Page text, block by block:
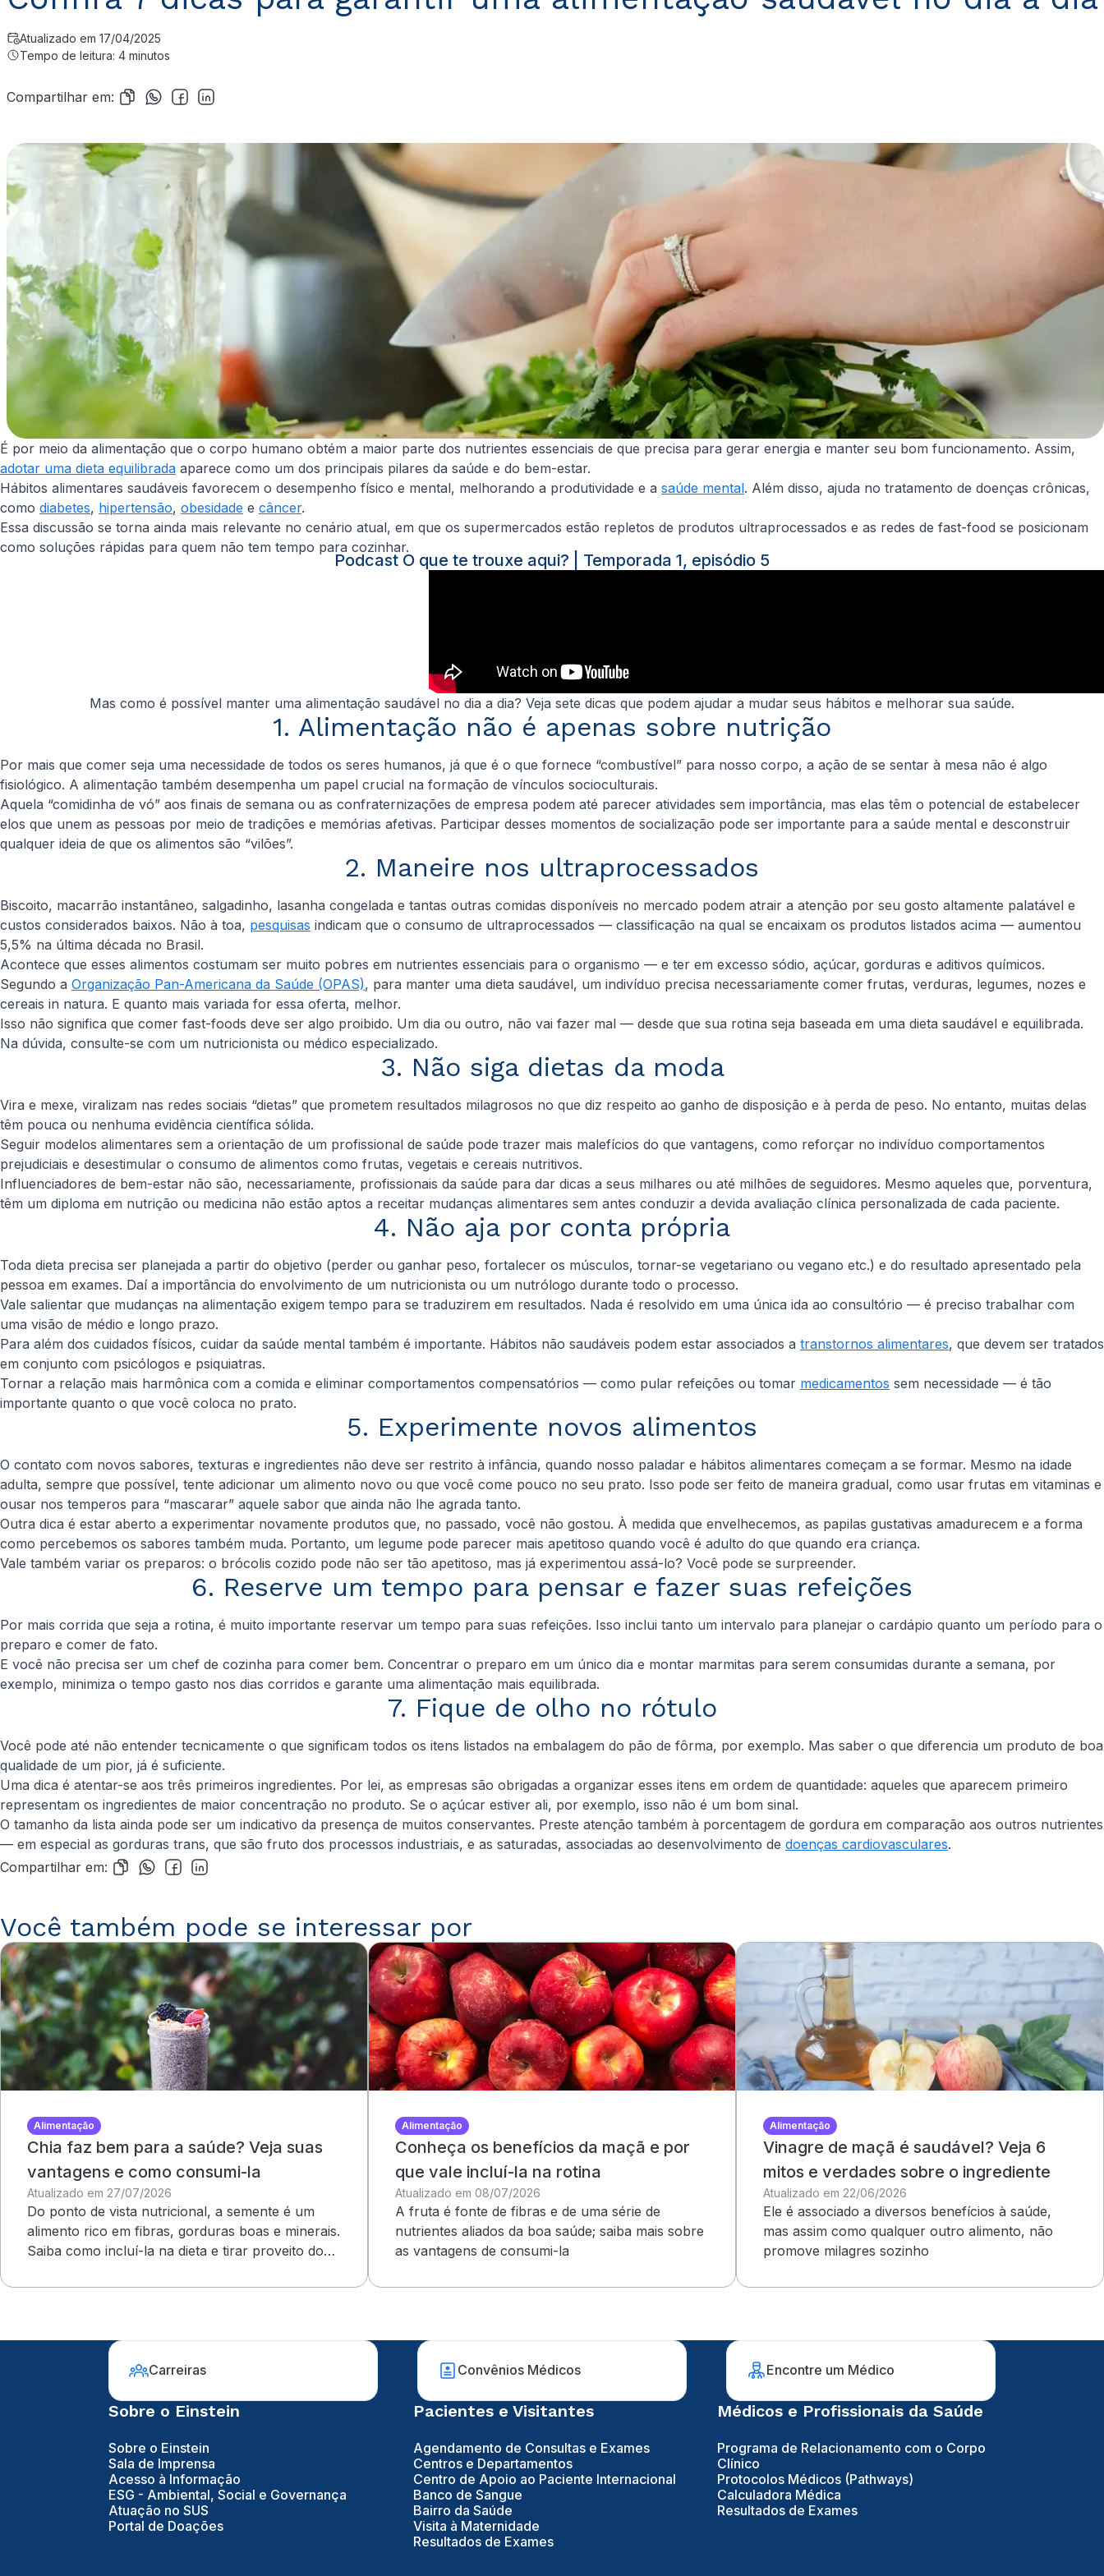
Atualizado em 17/04/2025
Tempo de leitura: 4 minutos
Compartilhar em:
É por meio da alimentação que o corpo humano obtém a maior parte dos nutrientes essenciais de que precisa para gerar energia e manter seu bom funcionamento. Assim,
adotar uma dieta equilibrada aparece como um dos principais pilares da saúde e do bem-estar.
Hábitos alimentares saudáveis favorecem o desempenho físico e mental, melhorando a produtividade e a saúde mental. Além disso, ajuda no tratamento de doenças crônicas,
como diabetes, hipertensão, obesidade e câncer.
Essa discussão se torna ainda mais relevante no cenário atual, em que os supermercados estão repletos de produtos ultraprocessados e as redes de fast-food se posicionam
como soluções rápidas para quem não tem tempo para cozinhar.
Podcast O que te trouxe aqui? | Temporada 1, episódio 5
Mas como é possível manter uma alimentação saudável no dia a dia? Veja sete dicas que podem ajudar a mudar seus hábitos e melhorar sua saúde.
1. Alimentação não é apenas sobre nutrição
Por mais que comer seja uma necessidade de todos os seres humanos, já que é o que fornece “combustível” para nosso corpo, a ação de se sentar à mesa não é algo
fisiológico. A alimentação também desempenha um papel crucial na formação de vínculos socioculturais.
Aquela “comidinha de vó” aos finais de semana ou as confraternizações de empresa podem até parecer atividades sem importância, mas elas têm o potencial de estabelecer
elos que unem as pessoas por meio de tradições e memórias afetivas. Participar desses momentos de socialização pode ser importante para a saúde mental e desconstruir
qualquer ideia de que os alimentos são “vilões”.
2. Maneire nos ultraprocessados
Biscoito, macarrão instantâneo, salgadinho, lasanha congelada e tantas outras comidas disponíveis no mercado podem atrair a atenção por seu gosto altamente palatável e
custos considerados baixos. Não à toa, pesquisas indicam que o consumo de ultraprocessados — classificação na qual se encaixam os produtos listados acima — aumentou
5,5% na última década no Brasil.
Acontece que esses alimentos costumam ser muito pobres em nutrientes essenciais para o organismo — e ter em excesso sódio, açúcar, gorduras e aditivos químicos.
Segundo a Organização Pan-Americana da Saúde (OPAS), para manter uma dieta saudável, um indivíduo precisa necessariamente comer frutas, verduras, legumes, nozes e
cereais in natura. E quanto mais variada for essa oferta, melhor.
Isso não significa que comer fast-foods deve ser algo proibido. Um dia ou outro, não vai fazer mal — desde que sua rotina seja baseada em uma dieta saudável e equilibrada.
Na dúvida, consulte-se com um nutricionista ou médico especializado.
3. Não siga dietas da moda
Vira e mexe, viralizam nas redes sociais “dietas” que prometem resultados milagrosos no que diz respeito ao ganho de disposição e à perda de peso. No entanto, muitas delas
têm pouca ou nenhuma evidência científica sólida.
Seguir modelos alimentares sem a orientação de um profissional de saúde pode trazer mais malefícios do que vantagens, como reforçar no indivíduo comportamentos
prejudiciais e desestimular o consumo de alimentos como frutas, vegetais e cereais nutritivos.
Influenciadores de bem-estar não são, necessariamente, profissionais da saúde para dar dicas a seus milhares ou até milhões de seguidores. Mesmo aqueles que, porventura,
têm um diploma em nutrição ou medicina não estão aptos a receitar mudanças alimentares sem antes conduzir a devida avaliação clínica personalizada de cada paciente.
4. Não aja por conta própria
Toda dieta precisa ser planejada a partir do objetivo (perder ou ganhar peso, fortalecer os músculos, tornar-se vegetariano ou vegano etc.) e do resultado apresentado pela
pessoa em exames. Daí a importância do envolvimento de um nutricionista ou um nutrólogo durante todo o processo.
Vale salientar que mudanças na alimentação exigem tempo para se traduzirem em resultados. Nada é resolvido em uma única ida ao consultório — é preciso trabalhar com
uma visão de médio e longo prazo.
Para além dos cuidados físicos, cuidar da saúde mental também é importante. Hábitos não saudáveis podem estar associados a transtornos alimentares, que devem ser tratados
em conjunto com psicólogos e psiquiatras.
Tornar a relação mais harmônica com a comida e eliminar comportamentos compensatórios — como pular refeições ou tomar medicamentos sem necessidade — é tão
importante quanto o que você coloca no prato.
5. Experimente novos alimentos
O contato com novos sabores, texturas e ingredientes não deve ser restrito à infância, quando nosso paladar e hábitos alimentares começam a se formar. Mesmo na idade
adulta, sempre que possível, tente adicionar um alimento novo ou que você come pouco no seu prato. Isso pode ser feito de maneira gradual, como usar frutas em vitaminas e
ousar nos temperos para “mascarar” aquele sabor que ainda não lhe agrada tanto.
Outra dica é estar aberto a experimentar novamente produtos que, no passado, você não gostou. À medida que envelhecemos, as papilas gustativas amadurecem e a forma
como percebemos os sabores também muda. Portanto, um legume pode parecer mais apetitoso quando você é adulto do que quando era criança.
Vale também variar os preparos: o brócolis cozido pode não ser tão apetitoso, mas já experimentou assá-lo? Você pode se surpreender.
6. Reserve um tempo para pensar e fazer suas refeições
Por mais corrida que seja a rotina, é muito importante reservar um tempo para suas refeições. Isso inclui tanto um intervalo para planejar o cardápio quanto um período para o
preparo e comer de fato.
E você não precisa ser um chef de cozinha para comer bem. Concentrar o preparo em um único dia e montar marmitas para serem consumidas durante a semana, por
exemplo, minimiza o tempo gasto nos dias corridos e garante uma alimentação mais equilibrada.
7. Fique de olho no rótulo
Você pode até não entender tecnicamente o que significam todos os itens listados na embalagem do pão de fôrma, por exemplo. Mas saber o que diferencia um produto de boa
qualidade de um pior, já é suficiente.
Uma dica é atentar-se aos três primeiros ingredientes. Por lei, as empresas são obrigadas a organizar esses itens em ordem de quantidade: aqueles que aparecem primeiro
representam os ingredientes de maior concentração no produto. Se o açúcar estiver ali, por exemplo, isso não é um bom sinal.
O tamanho da lista ainda pode ser um indicativo da presença de muitos conservantes. Preste atenção também à porcentagem de gordura em comparação aos outros nutrientes
— em especial as gorduras trans, que são fruto dos processos industriais, e as saturadas, associadas ao desenvolvimento de doenças cardiovasculares.
Compartilhar em:
Você também pode se interessar por
Alimentação
Chia faz bem para a saúde? Veja suas
vantagens e como consumi-la
Atualizado em 27/07/2026
Do ponto de vista nutricional, a semente é um
alimento rico em fibras, gorduras boas e minerais.
Saiba como incluí-la na dieta e tirar proveito dos
Alimentação
Conheça os benefícios da maçã e por
que vale incluí-la na rotina
Atualizado em 08/07/2026
A fruta é fonte de fibras e de uma série de
nutrientes aliados da boa saúde; saiba mais sobre
as vantagens de consumi-la
Alimentação
Vinagre de maçã é saudável? Veja 6
mitos e verdades sobre o ingrediente
Atualizado em 22/06/2026
Ele é associado a diversos benefícios à saúde,
mas assim como qualquer outro alimento, não
promove milagres sozinho
Carreiras Convênios Médicos Encontre um Médico
Sobre o Einstein
Sobre o Einstein
Sala de Imprensa
Acesso à Informação
ESG - Ambiental, Social e Governança
Atuação no SUS
Portal de Doações
Pacientes e Visitantes
Agendamento de Consultas e Exames
Centros e Departamentos
Centro de Apoio ao Paciente Internacional
Banco de Sangue
Bairro da Saúde
Visita à Maternidade
Resultados de Exames
Médicos e Profissionais da Saúde
Programa de Relacionamento com o Corpo
Clínico
Protocolos Médicos (Pathways)
Calculadora Médica
Resultados de Exames